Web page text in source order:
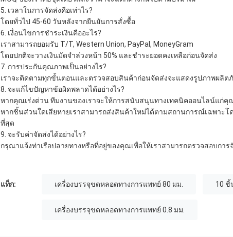
5. เวลาในการจัดส่งคือเท่าไร?
โดยทั่วไป 45-60 วันหลังจากยืนยันการสั่งซื้อ
6. เงื่อนไขการชำระเงินคืออะไร?
เราสามารถยอมรับ T/T, Western Union, PayPal, MoneyGram
โดยปกติจะวางเงินมัดจำล่วงหน้า 50% และชำระยอดคงเหลือก่อนจัดส่ง
7. การประกันคุณภาพเป็นอย่างไร?
เราจะติดตามทุกขั้นตอนและตรวจสอบสินค้าก่อนจัดส่งจะแสดงรูปภาพผลิ
8. จะแก้ไขปัญหาข้อผิดพลาดได้อย่างไร?
หากคุณเร่งด่วน ทีมงานของเราจะให้การสนับสนุนทางเทคนิคออนไลน์แก่คุ
หากชิ้นส่วนใดเสียหายเราสามารถส่งสินค้าใหม่ได้ตามสถานการณ์เฉพาะ
ที่สุด
9. จะรับค่าจัดส่งได้อย่างไร?
กรุณาแจ้งท่าเรือปลายทางหรือที่อยู่ของคุณเพื่อให้เราสามารถตรวจสอบกา
แท็ก: เครื่องบรรจุขดหลอดทางการแพทย์ 80 มม. 10 ชิ้
เครื่องบรรจุขดหลอดทางการแพทย์ 0.8 มม.